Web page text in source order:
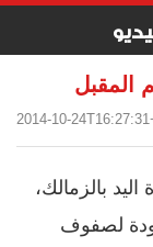
المقبل
2014-10-
بالزمالك،
لصفوف